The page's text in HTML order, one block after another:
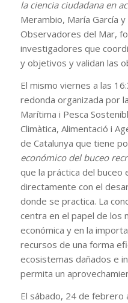
la ciencia ciudadana en
Merambio, María García
Observadores del Mar,
investigadores que
y objetivos y validan las
El mismo viernes a las
redonda organizada por
Marítima i Pesca
Climàtica, Alimentació i
de Catalunya que tiene
económico del buceo
que la práctica del buceo
directamente con el
donde se practica. La
centra en el papel de los
económica y en la
recursos de una forma
ecosistemas dañados e
permita un
El sábado, 24 de febrero